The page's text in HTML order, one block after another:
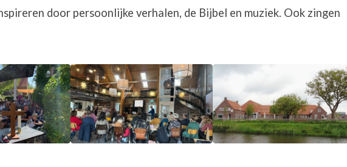
door persoonlijke verhalen, de Bijbel en muziek. Ook zingen